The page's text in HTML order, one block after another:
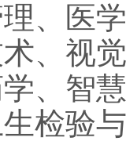
、医
、视
、智
检验